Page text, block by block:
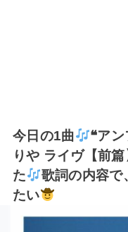
今日の1曲 ❝ア
りや ライヴ【前
た
歌詞の内容で
たい